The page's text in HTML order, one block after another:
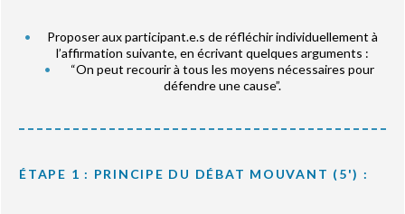
Proposer aux participant.e.s de réfléchir individuellement à
l’affirmation suivante, en écrivant quelques arguments :
“On peut recourir à tous les moyens nécessaires pour
défendre une cause”.
ÉTAPE 1 : PRINCIPE DU DÉBAT MOUVANT (5') :